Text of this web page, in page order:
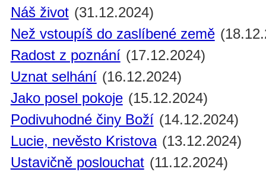
Náš život (31.12.2024)
Než vstoupíš do zaslíbené země
Radost z poznání (17.12.2024)
Uznat selhání (16.12.2024)
Jako posel pokoje (15.12.2024)
Podivuhodné činy Boží (14.12.2024)
Lucie, nevěsto Kristova (13.12.2024)
Ustavičně poslouchat (11.12.2024)